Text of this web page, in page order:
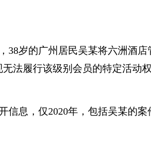
岁的广州居民吴某将六洲酒店
法履行该级别会员的特定活动权
息，仅2020年，包括吴某的案